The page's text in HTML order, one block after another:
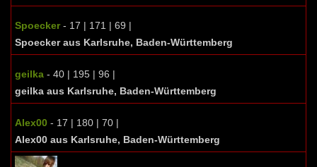
Spoecker- 17 | 171 | 69 |
Spoecker aus Karlsruhe, Baden-Württemberg
geilka - 40 | 195 | 96 |
geilka aus Karlsruhe, Baden-Württemberg
Alex00 - 17 | 180 | 70 |
Alex00 aus Karlsruhe, Baden-Württemberg